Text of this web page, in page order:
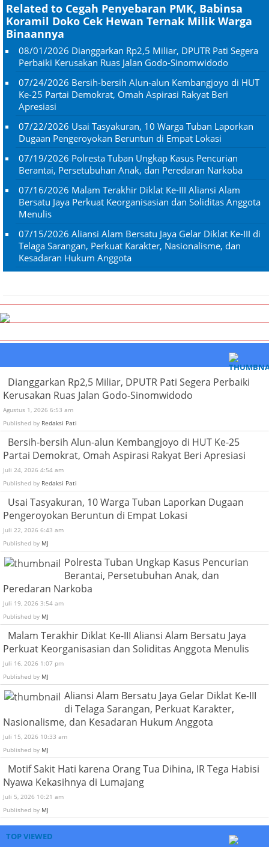
Related to Cegah Penyebaran PMK, Babinsa
Koramil Doko Cek Hewan Ternak Milik Warga
Binaannya
08/01/2026 Dianggarkan Rp2,5 Miliar, DPUTR Pati Segera
Perbaiki Kerusakan Ruas Jalan Godo-Sinomwidodo
07/24/2026 Bersih-bersih Alun-alun Kembangjoyo di HUT
Ke-25 Partai Demokrat, Omah Aspirasi Rakyat Beri
Apresiasi
07/22/2026 Usai Tasyakuran, 10 Warga Tuban Laporkan
Dugaan Pengeroyokan Beruntun di Empat Lokasi
07/19/2026 Polresta Tuban Ungkap Kasus Pencurian
Berantai, Persetubuhan Anak, dan Peredaran Narkoba
07/16/2026 Malam Terakhir Diklat Ke-III Aliansi Alam
Bersatu Jaya Perkuat Keorganisasian dan Soliditas Anggota
Menulis
07/15/2026 Aliansi Alam Bersatu Jaya Gelar Diklat Ke-III di
Telaga Sarangan, Perkuat Karakter, Nasionalisme, dan
Kesadaran Hukum Anggota
Dianggarkan Rp2,5 Miliar, DPUTR Pati Segera Perbaiki
Kerusakan Ruas Jalan Godo-Sinomwidodo
Agustus 1, 2026 6:53 am
Published by Redaksi Pati
Bersih-bersih Alun-alun Kembangjoyo di HUT Ke-25
Partai Demokrat, Omah Aspirasi Rakyat Beri Apresiasi
Juli 24, 2026 4:54 am
Published by Redaksi Pati
Usai Tasyakuran, 10 Warga Tuban Laporkan Dugaan
Pengeroyokan Beruntun di Empat Lokasi
Juli 22, 2026 6:43 am
Published by MJ
Polresta Tuban Ungkap Kasus Pencurian
Berantai, Persetubuhan Anak, dan
Peredaran Narkoba
Juli 19, 2026 3:54 am
Published by MJ
Malam Terakhir Diklat Ke-III Aliansi Alam Bersatu Jaya
Perkuat Keorganisasian dan Soliditas Anggota Menulis
Juli 16, 2026 1:07 pm
Published by MJ
Aliansi Alam Bersatu Jaya Gelar Diklat Ke-III
di Telaga Sarangan, Perkuat Karakter,
Nasionalisme, dan Kesadaran Hukum Anggota
Juli 15, 2026 10:33 am
Published by MJ
Motif Sakit Hati karena Orang Tua Dihina, IR Tega Habisi
Nyawa Kekasihnya di Lumajang
Juli 5, 2026 10:21 am
Published by MJ
TOP VIEWED